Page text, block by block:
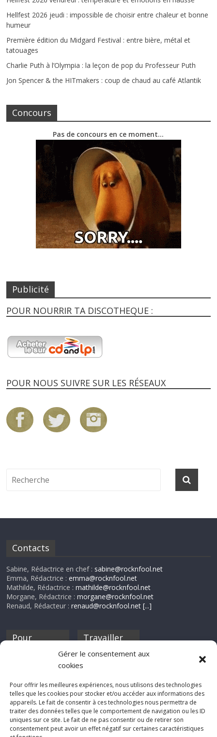
Gérer le consentement aux
cookies
Pour offrir les meilleures expériences, nous utilisons des technologies
telles que les cookies pour stocker et/ou accéder aux informations des
appareils. Le fait de consentir à ces technologies nous permettra de
traiter des données telles que le comportement de navigation ou les ID
uniques sur ce site. Le fait de ne pas consentir ou de retirer son
consentement peut avoir un effet négatif sur certaines caractéristiques
Hellfest 2026 jeudi : impossible de choisir entre chaleur et bonne
humeur
Première édition du Midgard Festival : entre bière, métal et
tatouages
Charlie Puth à l’Olympia : la leçon de pop du Professeur Puth
Jon Spencer & the HITmakers : coup de chaud au café Atlantik
Concours
Pas de concours en ce moment…
Publicité
POUR NOURRIR TA DISCOTHEQUE :
POUR NOUS SUIVRE SUR LES RÉSEAUX
Contacts
Sabine, Rédactrice en chef : sabine@rocknfool.net
Emma, Rédactrice :emma@rocknfool.net
Mathilde, Rédactrice :mathilde@rocknfool.net
Morgane, Rédactrice :morgane@rocknfool.net
Renaud, Rédacteur :renaud@rocknfool.net [...]
Pour
discothèque
Travailler
Si tu souhaites
Rocknfool, n'hésite
pas à nous envoyer
tes chroniques de
concerts, de films,
séries ou des billets
d'humeur :